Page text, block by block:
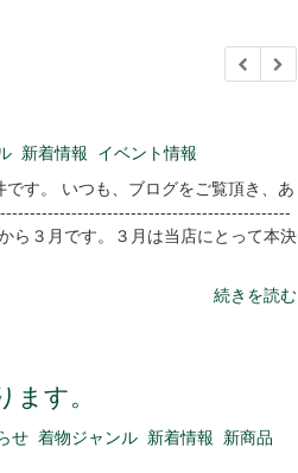
新着情報 イベント情報
す。 いつも、ブログをご覧頂き、あ
ら３月です。３月は当店にとって本決
続きを読む
す。
せ 着物ジャンル 新着情報 新商品